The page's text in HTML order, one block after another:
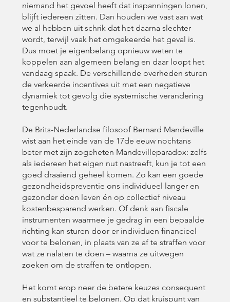
niemand het gevoel heeft dat inspanningen lonen,
blijft iedereen zitten. Dan houden we vast aan wat
we al hebben uit schrik dat het daarna slechter
wordt, terwijl vaak het omgekeerde het geval is.
Dus moet je eigenbelang opnieuw weten te
koppelen aan algemeen belang en daar loopt het
vandaag spaak. De verschillende overheden sturen
de verkeerde incentives uit met een negatieve
dynamiek tot gevolg die systemische verandering
tegenhoudt.
De Brits-Nederlandse filosoof Bernard Mandeville
wist aan het einde van de 17de eeuw nochtans
beter met zijn zogeheten Mandevilleparadox: zelfs
als iedereen het eigen nut nastreeft, kun je tot een
goed draaiend geheel komen. Zo kan een goede
gezondheidspreventie ons individueel langer en
gezonder doen leven én op collectief niveau
kostenbesparend werken. Of denk aan fiscale
instrumenten waarmee je gedrag in een bepaalde
richting kan sturen door er individuen financieel
voor te belonen, in plaats van ze af te straffen voor
wat ze nalaten te doen – waarna ze uitwegen
zoeken om de straffen te ontlopen.
Het komt erop neer de betere keuzes consequent
en substantieel te belonen. Op dat kruispunt van